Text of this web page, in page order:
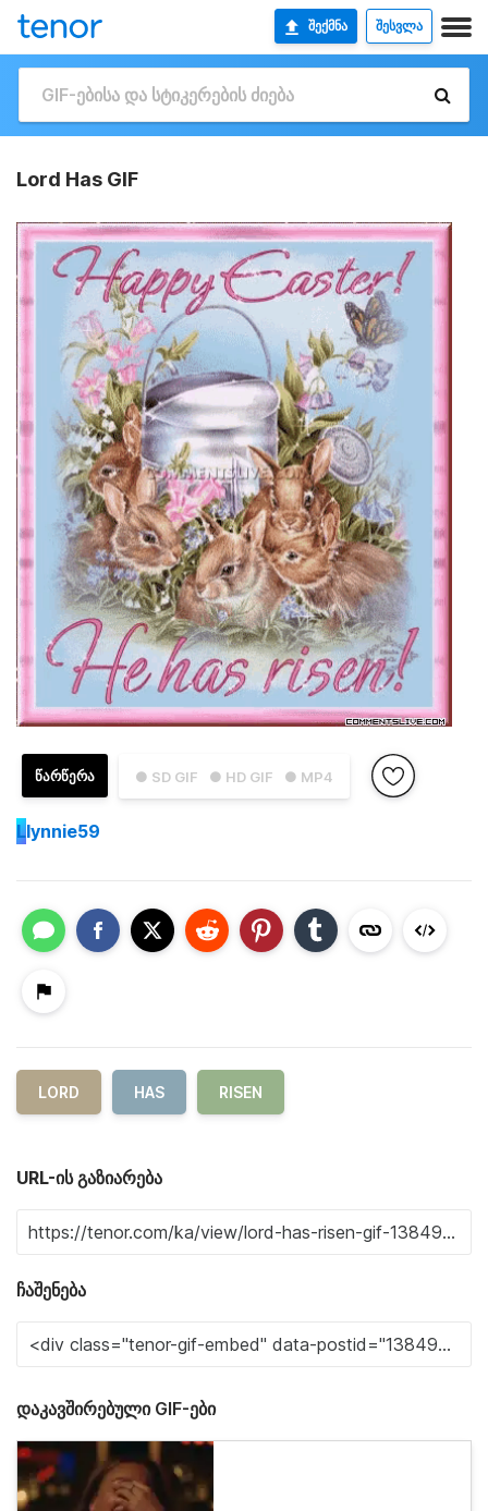
ᲨᲔᲥᲛᲜᲐ ᲨᲔᲡᲕᲚᲐ
Lord Has GIF
● SD GIF ● HD GIF ● MP4
ᲬᲐᲠᲬᲔᲠᲐ
Llynnie59
LORD HAS RISEN
URL-ის გაზიარება
ჩაშენება
დაკავშირებული GIF-ები